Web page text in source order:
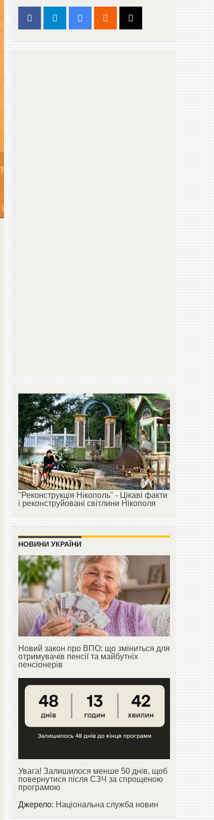
"Реконструкція Нікополь" - Цікаві факти
і реконструйовані світлини Нікополя
НОВИНИ УКРАЇНИ
Новий закон про ВПО: що зміниться для
отримувачів пенсії та майбутніх
пенсіонерів
Увага! Залишилося менше 50 днів, щоб
повернутися після СЗЧ за спрощеною
програмою
Джерело:Національна служба новин